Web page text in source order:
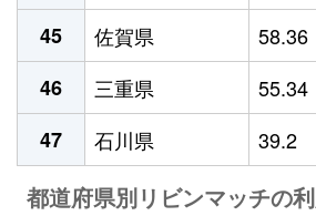
45
佐賀県
58.36
46
三重県
55.34
47
石川県 39.2